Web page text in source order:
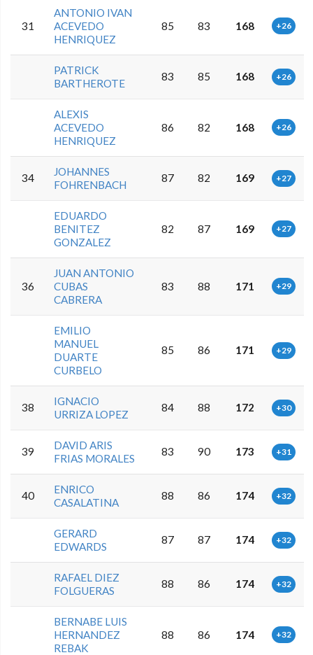
31
ANTONIO IVAN
ACEVEDO
HENRIQUEZ
85 83 168 +26
PATRICK
BARTHEROTE
83 85 168 +26
ALEXIS
ACEVEDO
HENRIQUEZ
86 82 168 +26
34
JOHANNES
FOHRENBACH
87 82 169 +27
EDUARDO
BENITEZ
GONZALEZ
82 87 169 +27
36
JUAN ANTONIO
CUBAS
CABRERA
83 88 171 +29
EMILIO
MANUEL
DUARTE
CURBELO
85 86 171 +29
38
IGNACIO
URRIZA LOPEZ
84 88 172 +30
39
DAVID ARIS
FRIAS MORALES
83 90 173 +31
40
ENRICO
CASALATINA
88 86 174 +32
GERARD
EDWARDS
87 87 174 +32
RAFAEL DIEZ
FOLGUERAS
88 86 174 +32
BERNABE LUIS
HERNANDEZ
REBAK
88 86 174 +32